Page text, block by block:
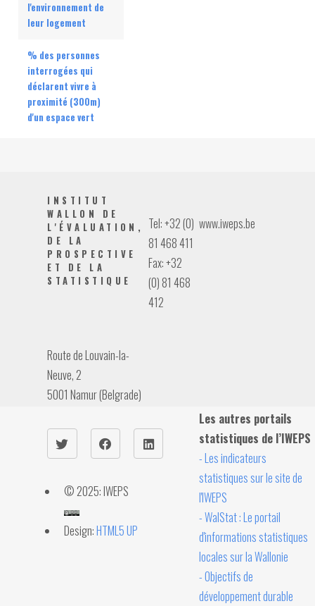
l'environnement de
leur logement
% des personnes
interrogées qui
déclarent vivre à
proximité (300m)
d'un espace vert
INSTITUT
WALLON DE
L'ÉVALUATION,
DE LA
PROSPECTIVE
ET DE LA
STATISTIQUE
Route de Louvain-la-
Neuve, 2
5001 Namur (Belgrade)
Tel: +32 (0)
81 468 411
Fax: +32
(0) 81 468
412
www.iweps.be
© 2025: IWEPS
Design:HTML5 UP
Les autres portails
statistiques de l’IWEPS
- Les indicateurs
statistiques sur le site de
l'IWEPS
- WalStat : Le portail
d'informations statistiques
locales sur la Wallonie
- Objectifs de
développement durable